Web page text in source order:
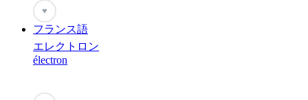
♥
フランス語
エレクトロン
électron